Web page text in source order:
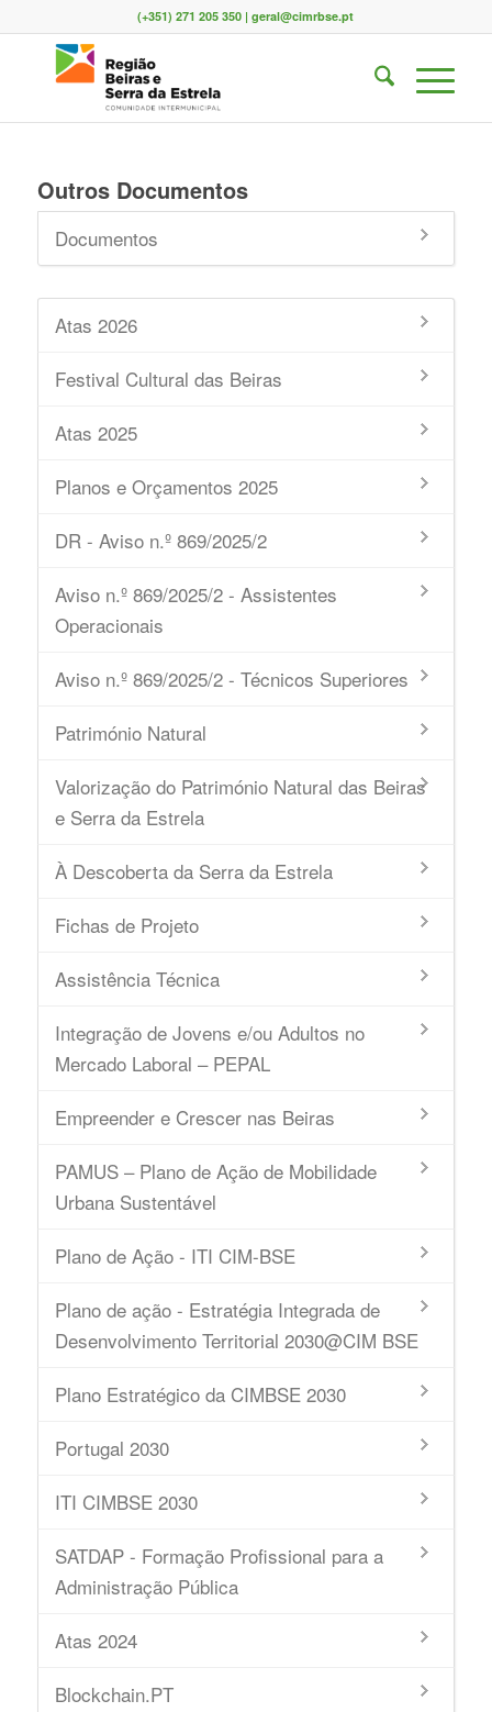
(+351) 271 205 350 | geral@cimrbse.pt
Outros Documentos
Documentos
Atas 2026
Festival Cultural das Beiras
Atas 2025
Planos e Orçamentos 2025
DR - Aviso n.º 869/2025/2
Aviso n.º 869/2025/2 - Assistentes
Operacionais
Aviso n.º 869/2025/2 - Técnicos Superiores
Património Natural
Valorização do Património Natural das Beiras
e Serra da Estrela
À Descoberta da Serra da Estrela
Fichas de Projeto
Assistência Técnica
Integração de Jovens e/ou Adultos no
Mercado Laboral – PEPAL
Empreender e Crescer nas Beiras
PAMUS – Plano de Ação de Mobilidade
Urbana Sustentável
Plano de Ação - ITI CIM-BSE
Plano de ação - Estratégia Integrada de
Desenvolvimento Territorial 2030@CIM BSE
Plano Estratégico da CIMBSE 2030
Portugal 2030
ITI CIMBSE 2030
SATDAP - Formação Profissional para a
Administração Pública
Atas 2024
Blockchain.PT